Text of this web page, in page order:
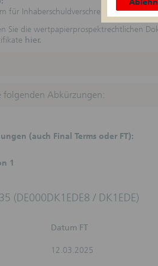
Zweck
Die
eine
wird
(Der
nicht
für Inhaberschuldverschreibungen II vom
Sie die wertpapierprospektrechtlichen
hier.
folgenden Abkürzungen:
(auch Final Terms oder FT):
1
(DE000DK1EDE8 / DK1EDE)
Datum FT
12.03.2025